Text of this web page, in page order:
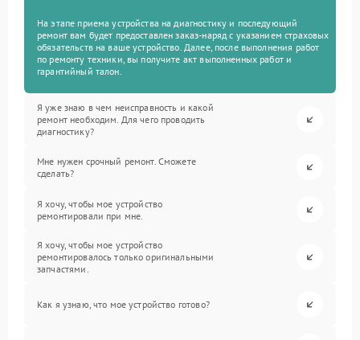
На этапе приема устройства на диагностику и последующий
ремонт вам будет предоставлен заказ-наряд с указанием страховых
обязательств на ваше устройство. Далее, после выполнения работ
по ремонту техники, вы получите акт выполненных работ и
гарантийный талон.
Я уже знаю в чем неисправность и какой
ремонт необходим. Для чего проводить
диагностику?
Мне нужен срочный ремонт. Сможете
сделать?
Я хочу, чтобы мое устройство
ремонтировали при мне.
Я хочу, чтобы мое устройство
ремонтировалось только оригинальными
запчастями.
Как я узнаю, что мое устройство готово?